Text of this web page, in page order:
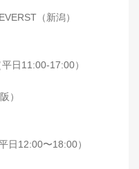
（新潟）
日11:00-17:00）
）
日12:00〜18:00）